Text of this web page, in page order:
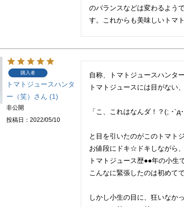
のバランスなどは変わるよう
す。これからも美味しいトマ
購入者
トマトジュースハンタ
ー（笑）
1
非公開
投稿日
2022/05/10
自称、トマトジュースハンタ
トマトジュースには目がない
「こ、これはなんダ！？(; ･`д
と目を引いたのがこのトマト
お値段にドキ☆ドキしながら
トマトジュース歴●●年の小
こんなに緊張したのは初めて
しかし小生の目に、狂いなか